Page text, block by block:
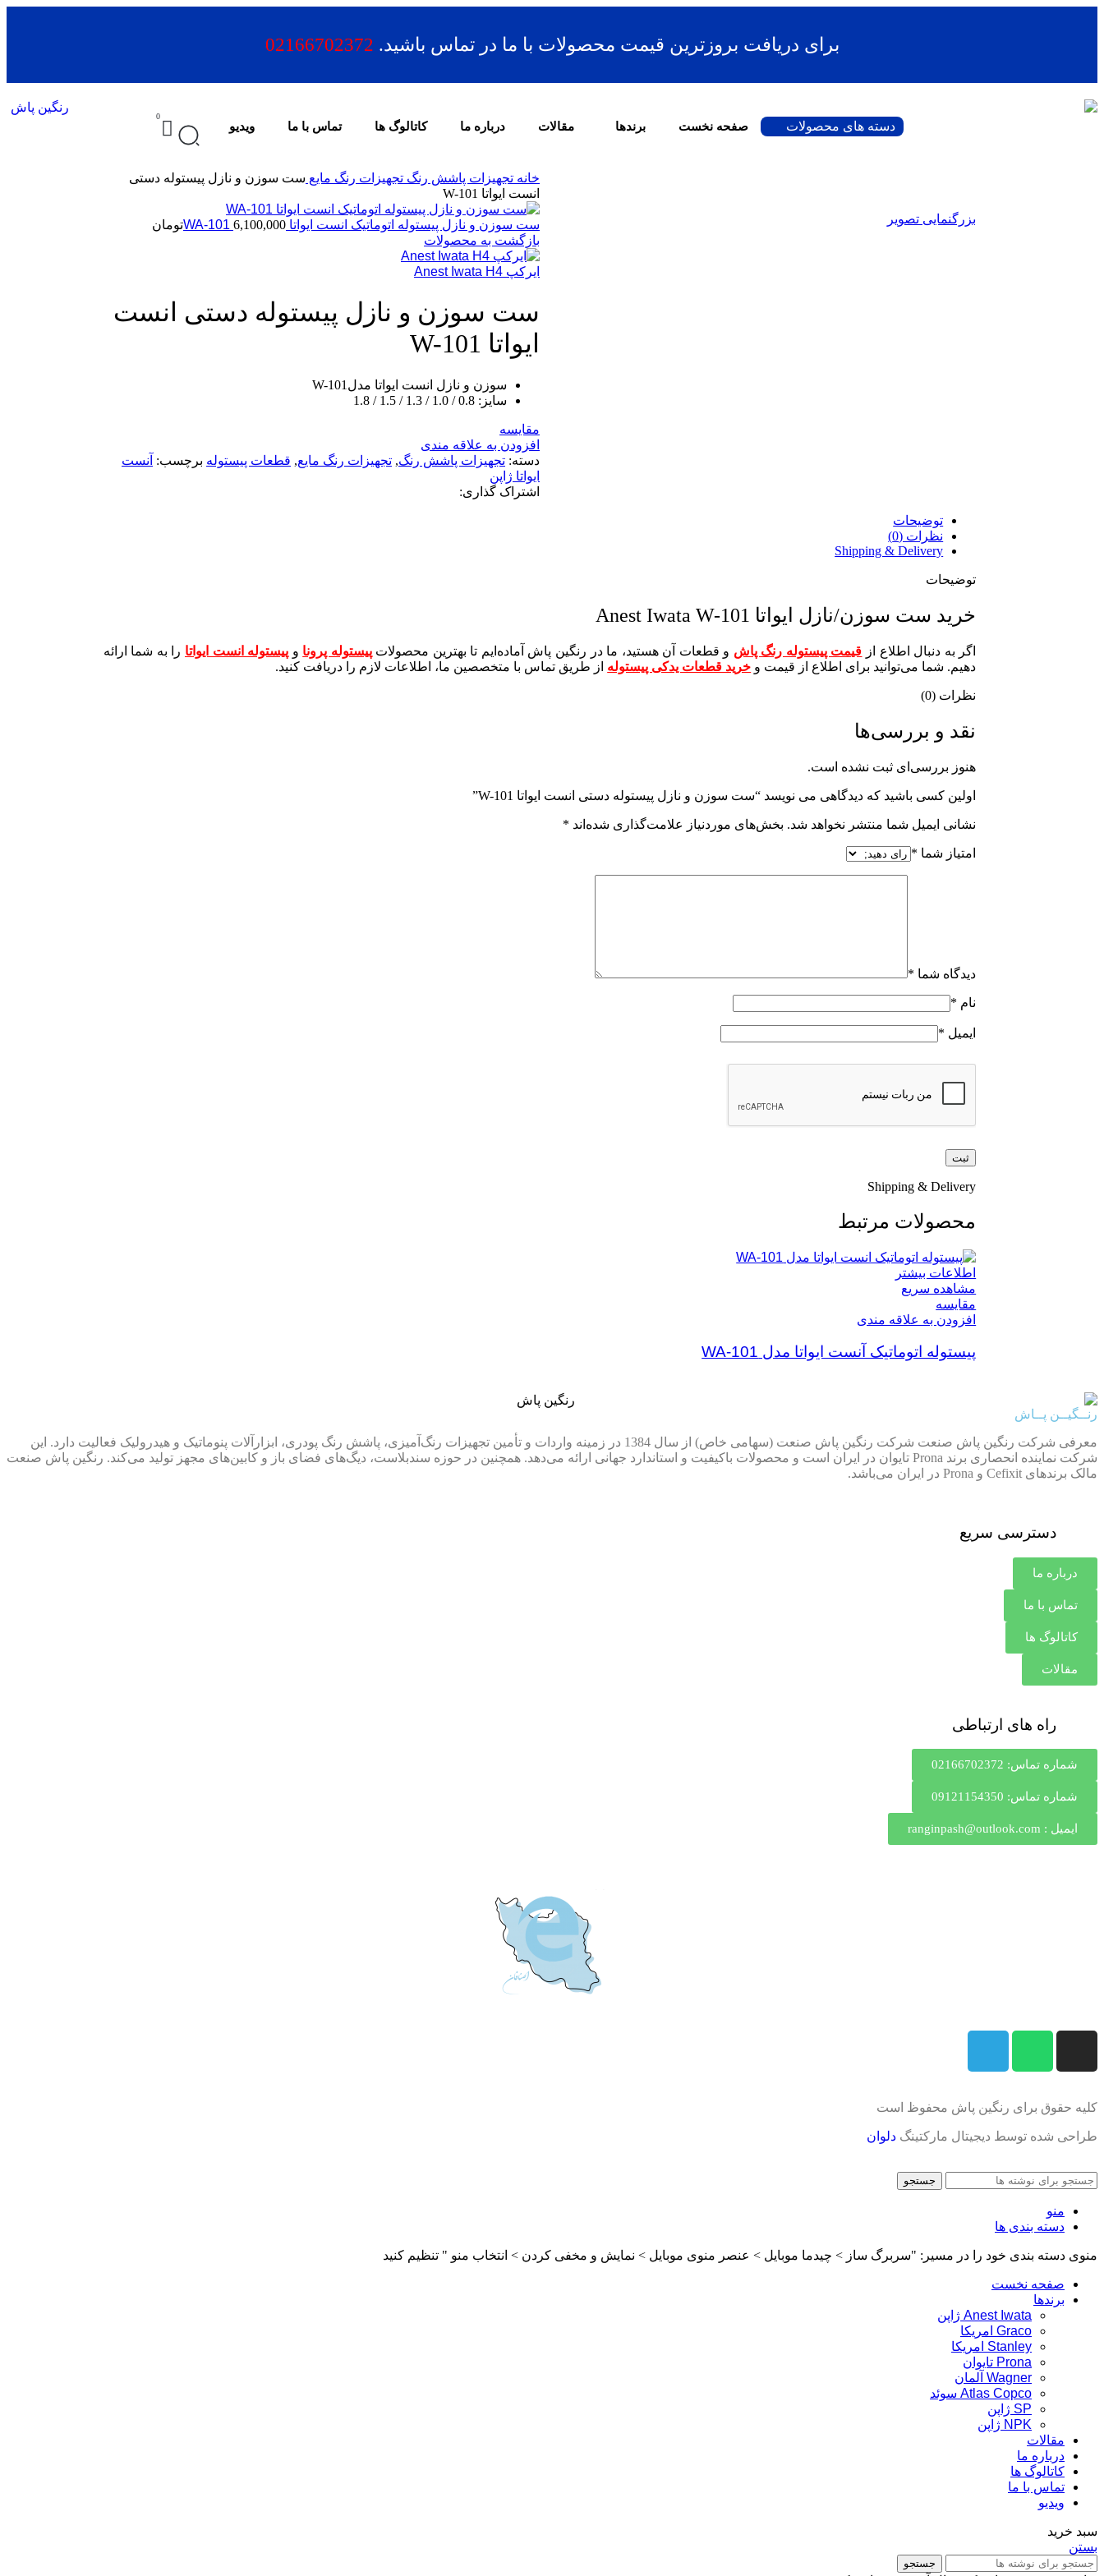
برای دریافت بروزترین قیمت محصولات با ما در تماس باشید. 02166702372
صفحه نخست برندها مقالات درباره ما کاتالوگ ها تماس با ما ویدیو دسته های محصولات
0
بزرگنمایی تصویر
خانه تجهیزات پاشش رنگ تجهیزات رنگ مایع ست سوزن و نازل پیستوله دستی
انست ایواتا W-101
ست سوزن و نازل پیستوله اتوماتیک انست ایواتا WA-101 6,100,000
تومان
بازگشت به محصولات
ایرکپ Anest Iwata H4
ست سوزن و نازل پیستوله دستی انست
ایواتا W-101
سوزن و نازل انست ایواتا مدلW-101
سایز: 0.8 / 1.0 / 1.3 / 1.5 / 1.8
مقایسه
افزودن به علاقه مندی
دسته: تجهیزات پاشش رنگ, تجهیزات رنگ مایع, قطعات پیستوله برچسب: آنست
ایواتا ژاپن
اشتراک گذاری:
توضیحات
نظرات (0)
Shipping & Delivery
توضیحات
خرید ست سوزن/نازل ایواتا Anest Iwata W-101
اگر به دنبال اطلاع از قیمت پیستوله رنگ پاش و قطعات آن هستید، ما در رنگین پاش آماده‌ایم تا بهترین محصولاتپیستوله پرونا و پیستوله انست ایواتا را به شما ارائه
دهیم. شما می‌توانید برای اطلاع از قیمت و خرید قطعات یدکی پیستوله از طریق تماس با متخصصین ما، اطلاعات لازم را دریافت کنید.
نظرات (0)
نقد و بررسی‌ها
هنوز بررسی‌ای ثبت نشده است.
اولین کسی باشید که دیدگاهی می نویسد “ست سوزن و نازل پیستوله دستی انست ایواتا W-101”
نشانی ایمیل شما منتشر نخواهد شد. بخش‌های موردنیاز علامت‌گذاری شده‌اند *
امتیاز شما *
دیدگاه شما *
نام *
ایمیل *
Shipping & Delivery
محصولات مرتبط
اطلاعات بیشتر
مشاهده سریع
مقایسه
افزودن به علاقه مندی
پیستوله اتوماتیک آنست ایواتا مدل WA-101
رنــگیــن پــاش
معرفی شرکت رنگین پاش صنعت شرکت رنگین پاش صنعت (سهامی خاص) از سال 1384 در زمینه واردات و تأمین تجهیزات رنگ‌آمیزی، پاشش رنگ پودری، ابزارآلات پنوماتیک و هیدرولیک فعالیت دارد. این
شرکت نماینده انحصاری برند Prona تایوان در ایران است و محصولات باکیفیت و استاندارد جهانی ارائه می‌دهد. همچنین در حوزه سندبلاست، دیگ‌های فضای باز و کابین‌های مجهز تولید می‌کند. رنگین پاش صنعت
مالک برندهای Cefixit و Prona در ایران می‌باشد.
دسترسی سریع
درباره ما
تماس با ما
کاتالوگ ها
مقالات
راه های ارتباطی
شماره تماس: 02166702372
شماره تماس: 09121154350
ایمیل : ranginpash@outlook.com
کلیه حقوق برای رنگین پاش محفوظ است
طراحی شده توسط دیجیتال مارکتینگ دلوان
جستجو
منو
دسته بندی ها
منوی دسته بندی خود را در مسیر: "سربرگ ساز > چیدما موبایل > عنصر منوی موبایل > نمایش و مخفی کردن > انتخاب منو " تنظیم کنید
صفحه نخست
برندها
Anest Iwata ژاپن
Graco امریکا
Stanley امریکا
Prona تایوان
Wagner آلمان
Atlas Copco سوئد
SP ژاپن
NPK ژاپن
مقالات
درباره ما
کاتالوگ ها
تماس با ما
ویدیو
سبد خرید
بستن
جستجو